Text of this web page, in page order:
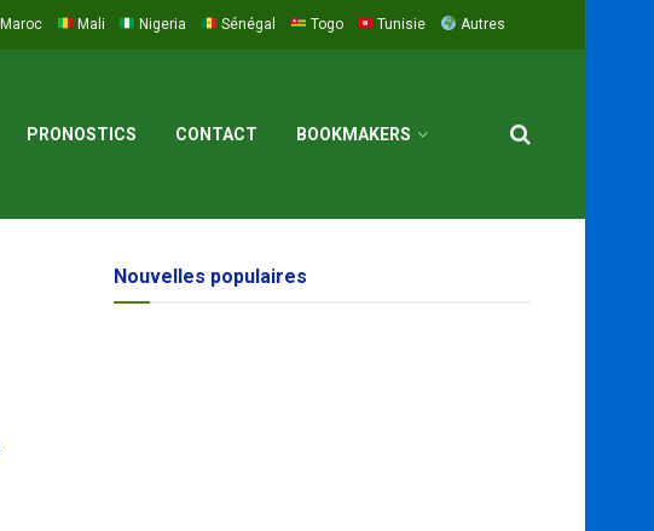
Maroc Mali Nigeria Sénégal Togo Tunisie Autres
PRONOSTICS CONTACT BOOKMAKERS
Nouvelles populaires